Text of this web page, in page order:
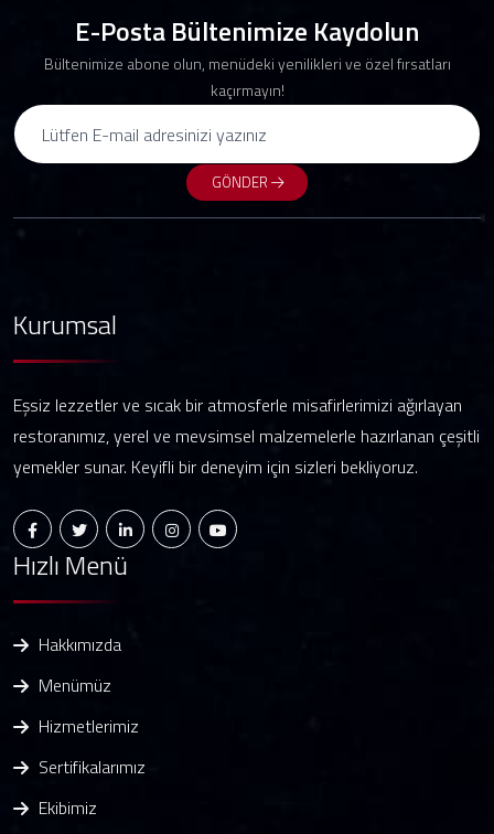
E-Posta Bültenimize Kaydolun
Bültenimize abone olun, menüdeki yenilikleri ve özel fırsatları
kaçırmayın!
GÖNDER
Kurumsal
Eşsiz lezzetler ve sıcak bir atmosferle misafirlerimizi ağırlayan
restoranımız, yerel ve mevsimsel malzemelerle hazırlanan çeşitli
yemekler sunar. Keyifli bir deneyim için sizleri bekliyoruz.
Hızlı Menü
Hakkımızda
Menümüz
Hizmetlerimiz
Sertifikalarımız
Ekibimiz